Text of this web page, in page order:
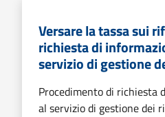
Versare la tassa sui
richiesta di
servizio di gestione
Procedimento di richiesta
al servizio di gestione dei